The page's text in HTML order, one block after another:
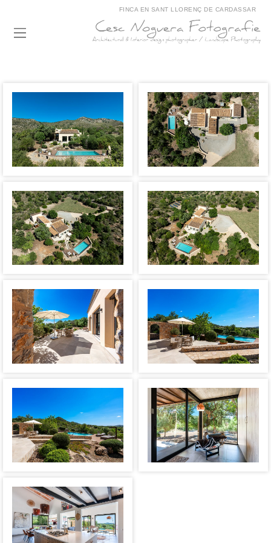
FINCA EN SANT LLORENÇ DE CARDASSAR